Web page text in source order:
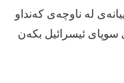
لە ناوچەی كەنداو
سوپای ئیسرائیل بكەن